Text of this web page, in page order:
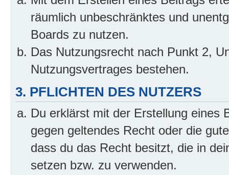
räumlich unbeschränktes und
Boards zu nutzen.
Das Nutzungsrecht nach Punkt 2,
Nutzungsvertrages bestehen.
3. PFLICHTEN DES NUTZERS
Du erklärst mit der Erstellung eines
gegen geltendes Recht oder die
dass du das Recht besitzt, die in
setzen bzw. zu verwenden.